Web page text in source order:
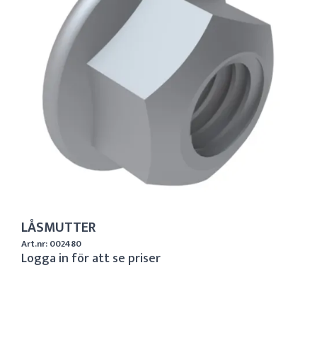
LÅSMUTTER
Art.nr: 002480
Logga in för att se priser